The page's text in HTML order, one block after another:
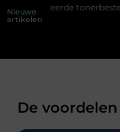
Nieuwe
artikelen
bij HP printers
De